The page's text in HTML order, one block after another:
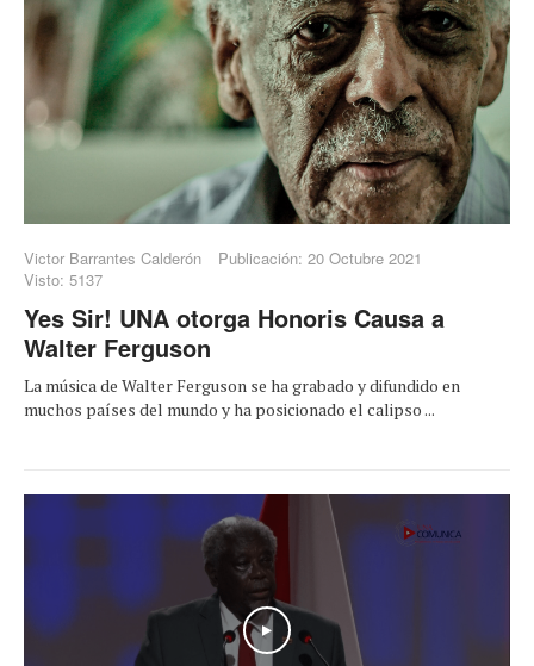
Victor Barrantes Calderón
Publicación: 20 Octubre 2021
Visto: 5137
Yes Sir! UNA otorga Honoris Causa a
Walter Ferguson
La música de Walter Ferguson se ha grabado y difundido en
muchos países del mundo y ha posicionado el calipso ...
Play